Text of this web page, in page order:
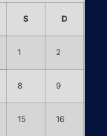
S D
1 2
8 9
15 16